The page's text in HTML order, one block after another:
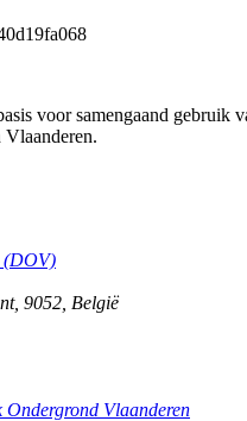
voor samengaand
(DOV)
, 9052 België
Vlaanderen